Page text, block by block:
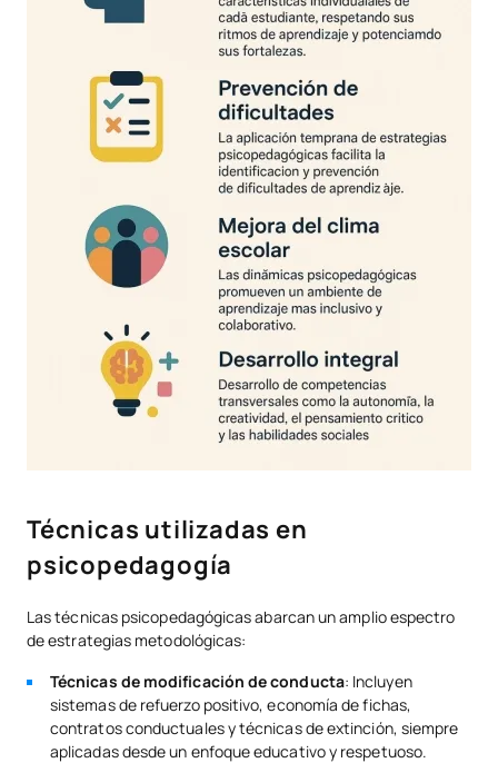
Técnicas utilizadas en
psicopedagogía
Las técnicas psicopedagógicas abarcan un amplio espectro
de estrategias metodológicas:
Técnicas de modificación de conducta: Incluyen
sistemas de refuerzo positivo, economía de fichas,
contratos conductuales y técnicas de extinción, siempre
aplicadas desde un enfoque educativo y respetuoso.